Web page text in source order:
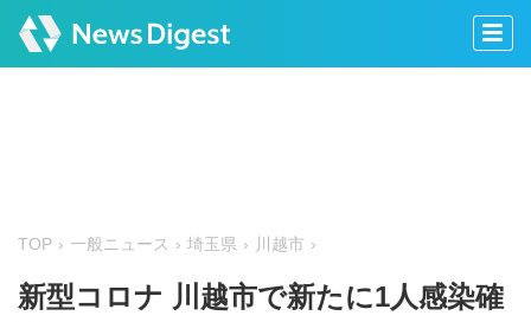
TOP 一般ニュース 埼玉県 川越市
新型コロナ 川越市で新たに1人感染確